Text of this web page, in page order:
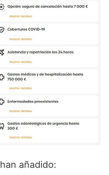
han añadido: